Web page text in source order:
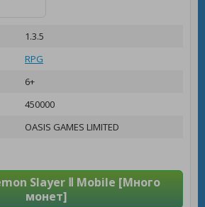
1.3.5
RPG
6+
450000
OASIS GAMES LIMITED
Slayer Ⅱ Mobile [Много
монет]